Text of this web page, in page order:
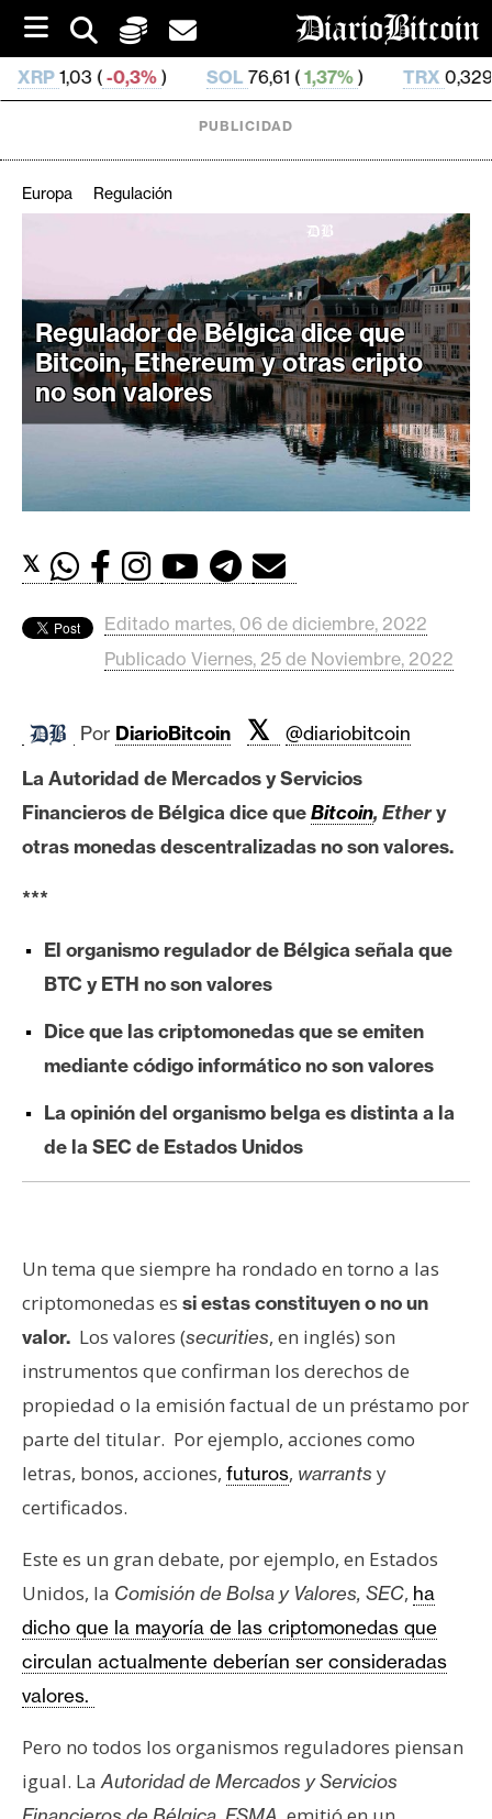
i
t
o
) SOL76,61 ( 1,37%) TRX0,329 909 (0,41%)
i
p
t
o
c
o
t
o
i
n
t
h
r
e
m
A
n
á
l
i
s
i
s
N
o
t
a
s
d
P
r
e
PUBLICIDAD
Europa Regulación
Regulador de Bélgica dice que
Bitcoin, Ethereum y otras cripto
no son valores
𝕏
Editado martes, 06 de diciembre, 2022
Publicado Viernes, 25 de Noviembre, 2022
Por DiarioBitcoin 𝕏
@diariobitcoin
La Autoridad de Mercados y Servicios
Financieros de Bélgica dice queBitcoin, Ethery
otras monedas descentralizadas no son valores.
***
El organismo regulador de Bélgica señala que
BTC y ETH no son valores
Dice que las criptomonedas que se emiten
mediante código informático no son valores
La opinión del organismo belga es distinta a la
de la SEC de Estados Unidos
Un tema que siempre ha rondado en torno a las
criptomonedas es si estas constituyen o no un
valor. Los valores (securities, en inglés) son
instrumentos que confirman los derechos de
propiedad o la emisión factual de un préstamo por
parte del titular. Por ejemplo, acciones como
letras, bonos, acciones, futuros, warrants y
certificados.
Este es un gran debate, por ejemplo, en Estados
Unidos, la Comisión de Bolsa y Valores, SEC, ha
dicho que la mayoría de las criptomonedas que
circulan actualmente deberían ser consideradas
valores.
Pero no todos los organismos reguladores piensan
igual. LaAutoridad de Mercados y Servicios